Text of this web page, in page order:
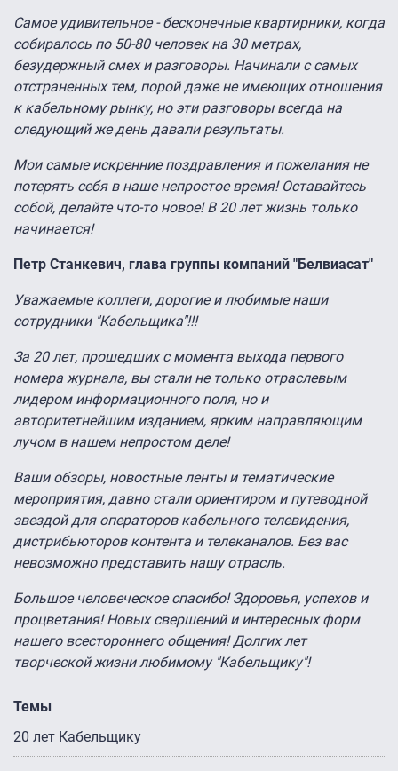
Самое удивительное - бесконечные квартирники, когда
собиралось по 50-80 человек на 30 метрах,
безудержный смех и разговоры. Начинали с самых
отстраненных тем, порой даже не имеющих отношения
к кабельному рынку, но эти разговоры всегда на
следующий же день давали результаты.
Мои самые искренние поздравления и пожелания не
потерять себя в наше непростое время! Оставайтесь
собой, делайте что-то новое! В 20 лет жизнь только
начинается!
Петр Станкевич, глава группы компаний "Белвиасат"
Уважаемые коллеги, дорогие и любимые наши
сотрудники "Кабельщика"!!!
За 20 лет, прошедших с момента выхода первого
номера журнала, вы стали не только отраслевым
лидером информационного поля, но и
авторитетнейшим изданием, ярким направляющим
лучом в нашем непростом деле!
Ваши обзоры, новостные ленты и тематические
мероприятия, давно стали ориентиром и путеводной
звездой для операторов кабельного телевидения,
дистрибьюторов контента и телеканалов. Без вас
невозможно представить нашу отрасль.
Большое человеческое спасибо! Здоровья, успехов и
процветания! Новых свершений и интересных форм
нашего всестороннего общения! Долгих лет
творческой жизни любимому "Кабельщику"!
Темы
20 лет Кабельщику